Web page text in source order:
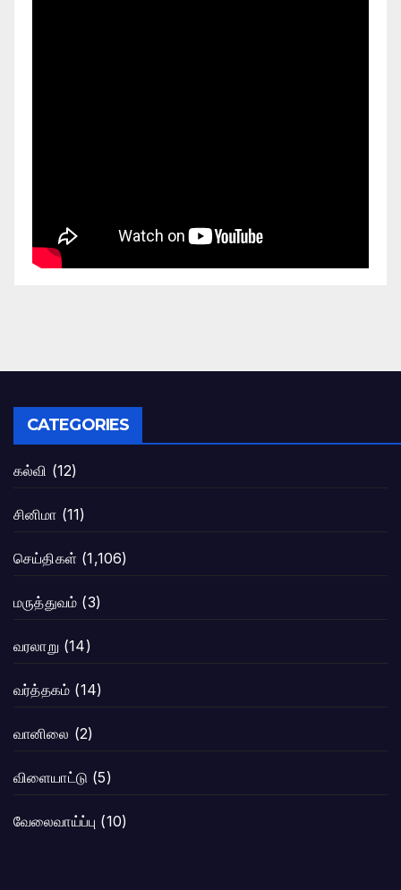
CATEGORIES
கல்வி (12)
சினிமா (11)
செய்திகள் (1,106)
மருத்துவம் (3)
வரலாறு (14)
வர்த்தகம் (14)
வானிலை (2)
விளையாட்டு (5)
வேலைவாய்ப்பு (10)